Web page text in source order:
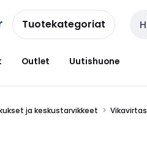
Tuotekategoriat
Outlet Uutishuone
ja keskustarvikkeet